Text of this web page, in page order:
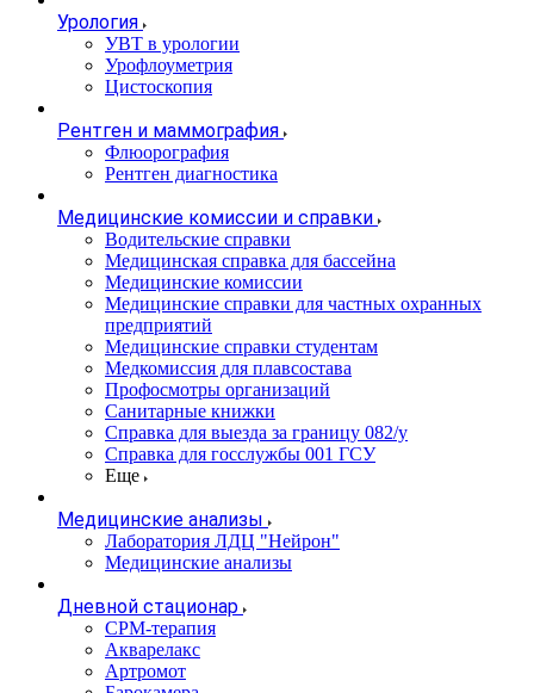
Урология
УВТ в урологии
Урофлоуметрия
Цистоскопия
Рентген и маммография
Флюорография
Рентген диагностика
Медицинские комиссии и справки
Водительские справки
Медицинская справка для бассейна
Медицинские комиссии
Медицинские справки для частных охранных
предприятий
Медицинские справки студентам
Медкомиссия для плавсостава
Профосмотры организаций
Санитарные книжки
Справка для выезда за границу 082/у
Справка для госслужбы 001 ГСУ
Еще
Медицинские анализы
Лаборатория ЛДЦ "Нейрон"
Медицинские анализы
Дневной стационар
CPM-терапия
Акварелакс
Артромот